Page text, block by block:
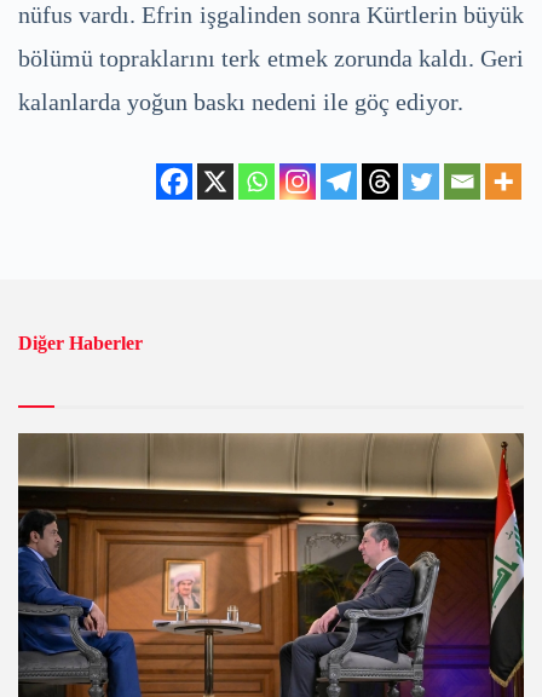
nüfus vardı. Efrin işgalinden sonra Kürtlerin büyük
bölümü topraklarını terk etmek zorunda kaldı. Geri
kalanlarda yoğun baskı nedeni ile göç ediyor.
Diğer Haberler